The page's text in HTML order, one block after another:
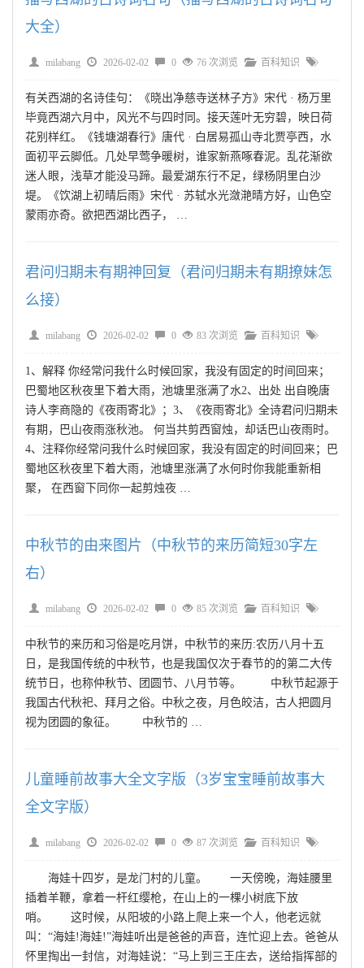
大全）
milabang 2026-02-02 0 76 次浏览 百科知识
有关西湖的名诗佳句：《晓出净慈寺送林子方》宋代 · 杨万里
毕竟西湖六月中，风光不与四时同。接天莲叶无穷碧，映日荷
花别样红。《钱塘湖春行》唐代 · 白居易孤山寺北贾亭西，水
面初平云脚低。几处早莺争暖树，谁家新燕啄春泥。乱花渐欲
迷人眼，浅草才能没马蹄。最爱湖东行不足，绿杨阴里白沙
堤。《饮湖上初晴后雨》宋代 · 苏轼水光潋滟晴方好，山色空
蒙雨亦奇。欲把西湖比西子， …
君问归期未有期神回复（君问归期未有期撩妹怎
么接）
milabang 2026-02-02 0 83 次浏览 百科知识
1、解释 你经常问我什么时候回家，我没有固定的时间回来；
巴蜀地区秋夜里下着大雨，池塘里涨满了水2、出处 出自晚唐
诗人李商隐的《夜雨寄北》；3、《夜雨寄北》全诗君问归期未
有期，巴山夜雨涨秋池。 何当共剪西窗烛，却话巴山夜雨时。
4、注释你经常问我什么时候回家，我没有固定的时间回来；巴
蜀地区秋夜里下着大雨，池塘里涨满了水何时你我能重新相
聚， 在西窗下同你一起剪烛夜 …
中秋节的由来图片（中秋节的来历简短30字左
右）
milabang 2026-02-02 0 85 次浏览 百科知识
中秋节的来历和习俗是吃月饼，中秋节的来历:农历八月十五
日，是我国传统的中秋节，也是我国仅次于春节的的第二大传
统节日，也称仲秋节、团圆节、八月节等。 中秋节起源于
我国古代秋祀、拜月之俗。中秋之夜，月色皎洁，古人把圆月
视为团圆的象征。 中秋节的 …
儿童睡前故事大全文字版（3岁宝宝睡前故事大
全文字版）
milabang 2026-02-02 0 87 次浏览 百科知识
海娃十四岁，是龙门村的儿童。 一天傍晚，海娃腰里
插着羊鞭，拿着一杆红缨枪，在山上的一棵小树底下放
哨。 这时候，从阳坡的小路上爬上来一个人，他老远就
叫：“海娃!海娃!”海娃听出是爸爸的声音，连忙迎上去。爸爸从
怀里掏出一封信，对海娃说：“马上到三王庄去，送给指挥部的